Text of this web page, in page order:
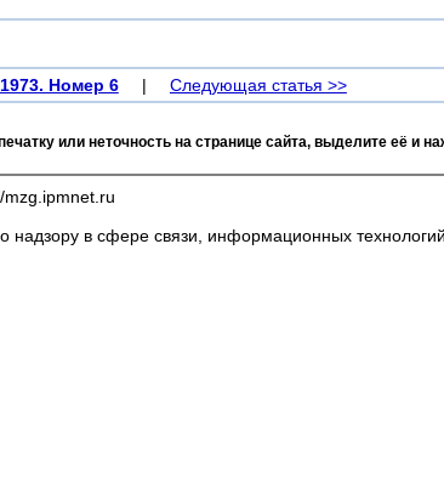
Номер 6 | Следующая статья >>
или неточность на странице сайта, выделите её и
mzg.ipmnet.ru
надзору в сфере связи, информационных